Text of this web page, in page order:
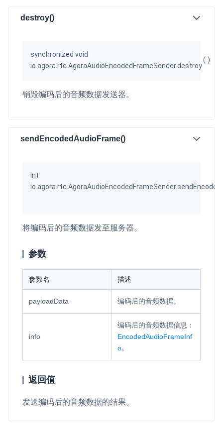
微呼叫
Status Page
集中展示声网主要产品及服务的综合服务质量及可用性信息
对实时音频和视频画面进行风险识别，并联动回调和业务处置流
一站式实时互动模块的选型、购买、账号打通
云端录制
本地服务端录制
旁路推流
与 RTC 客户端 SDK 互通，实现收发流
PPT 转码服务
快速高效的文档转换解决方案
水晶球
全周期通话质量检测、回溯和分析方案
开通和管理声网各项产品服务的统一入口
低代码应用平台
destroy()
synchronized void
io.agora.rtc.AgoraAudioEncodedFrameSender.destroy
( )
销毁编码后的音频数据发送器。
sendEncodedAudioFrame()
int
将编码后的音频数据发至服务器。
参数
参数名 描述
payloadData 编码后的音频数据。
info
编码后的音频数据信息：
EncodedAudioFrameInf
o。
返回值
发送编码后的音频数据的结果。